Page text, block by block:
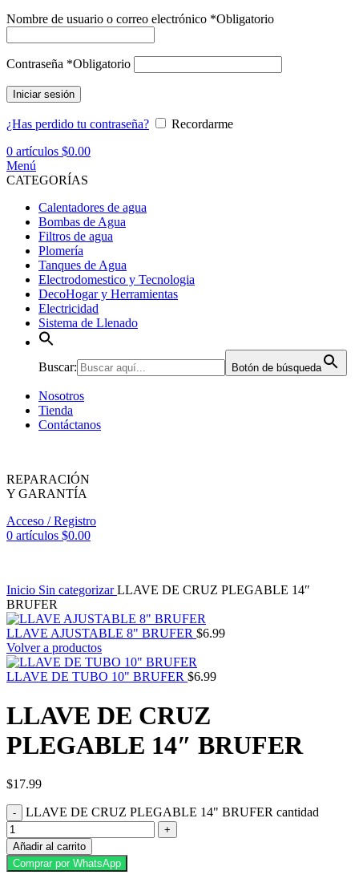
Nombre de usuario o correo electrónico *Obligatorio
Contraseña *Obligatorio
Iniciar sesión
¿Has perdido tu contraseña?
Recordarme
0 artículos $0.00
Menú
CATEGORÍAS
Calentadores de agua
Bombas de Agua
Filtros de agua
Plomería
Tanques de Agua
Electrodomestico y Tecnologia
DecoHogar y Herramientas
Electricidad
Sistema de Llenado
Buscar: Botón de búsqueda
Nosotros
Tienda
Contáctanos
REPARACIÓN
Y GARANTÍA
Acceso / Registro
0 artículos $0.00
Inicio Sin categorizarLLAVE DE CRUZ PLEGABLE 14″
BRUFER
LLAVE AJUSTABLE 8" BRUFER $6.99
Volver a productos
LLAVE DE TUBO 10" BRUFER $6.99
LLAVE DE CRUZ
PLEGABLE 14″ BRUFER
$17.99
LLAVE DE CRUZ PLEGABLE 14" BRUFER cantidad
Añadir al carrito
Comprar por WhatsApp